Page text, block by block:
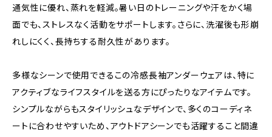
通気性に優れ、蒸れを軽減。暑い日のトレーニングや汗をかく場
面でも、ストレスなく活動をサポートします。さらに、洗濯後も形崩
れしにくく、長持ちする耐久性があります。
多様なシーンで使用できるこの冷感長袖アンダーウェアは、特に
アクティブなライフスタイルを送る方にぴったりなアイテムです。
シンプルながらもスタイリッシュなデザインで、多くのコーディネ
ートに合わせやすいため、アウトドアシーンでも活躍すること間違